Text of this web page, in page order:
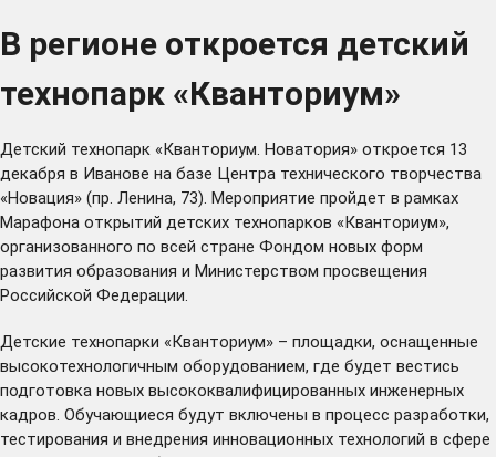
В регионе откроется детский
технопарк «Кванториум»
Детский технопарк «Кванториум. Новатория» откроется 13
декабря в Иванове на базе Центра технического творчества
«Новация» (пр. Ленина, 73). Мероприятие пройдет в рамках
Марафона открытий детских технопарков «Кванториум»,
организованного по всей стране Фондом новых форм
развития образования и Министерством просвещения
Российской Федерации.
Детские технопарки «Кванториум» – площадки, оснащенные
высокотехнологичным оборудованием, где будет вестись
подготовка новых высококвалифицированных инженерных
кадров. Обучающиеся будут включены в процесс разработки,
тестирования и внедрения инновационных технологий в сфере